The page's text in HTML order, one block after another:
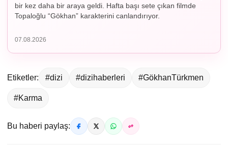
bir kez daha bir araya geldi. Hafta başı sete çıkan filmde
Topaloğlu “Gökhan” karakterini canlandırıyor.
07.08.2026
Etiketler: #dizi #dizihaberleri #GökhanTürkmen
#Karma
Bu haberi paylaş: